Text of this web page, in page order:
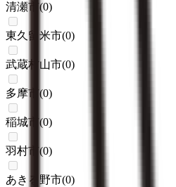
清瀬市 (0)
東久留米市(0)
武蔵村山市(0)
多摩市 (0)
稲城市 (0)
羽村市 (0)
あきる野市(0)